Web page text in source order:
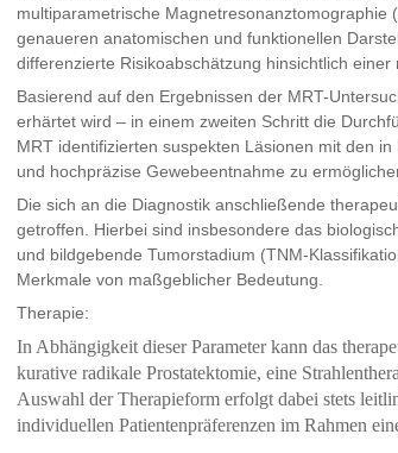
multiparametrische
genaueren anatomischen und funktionellen
differenzierte Risikoabschätzung hinsichtlich einer
Basierend auf den Ergebnissen der MRT-
erhärtet wird – in einem zweiten Schritt die
MRT identifizierten suspekten Läsionen mit den
und hochpräzise Gewebeentnahme zu
Die sich an die Diagnostik anschließende
getroffen. Hierbei sind insbesondere das
und bildgebende Tumorstadium (TNM-
Merkmale von maßgeblicher Bedeutung.
Therapie:
In Abhängigkeit dieser Parameter kann das
kurative radikale Prostatektomie, eine
Auswahl der Therapieform erfolgt dabei stets
individuellen Patientenpräferenzen im Rahmen